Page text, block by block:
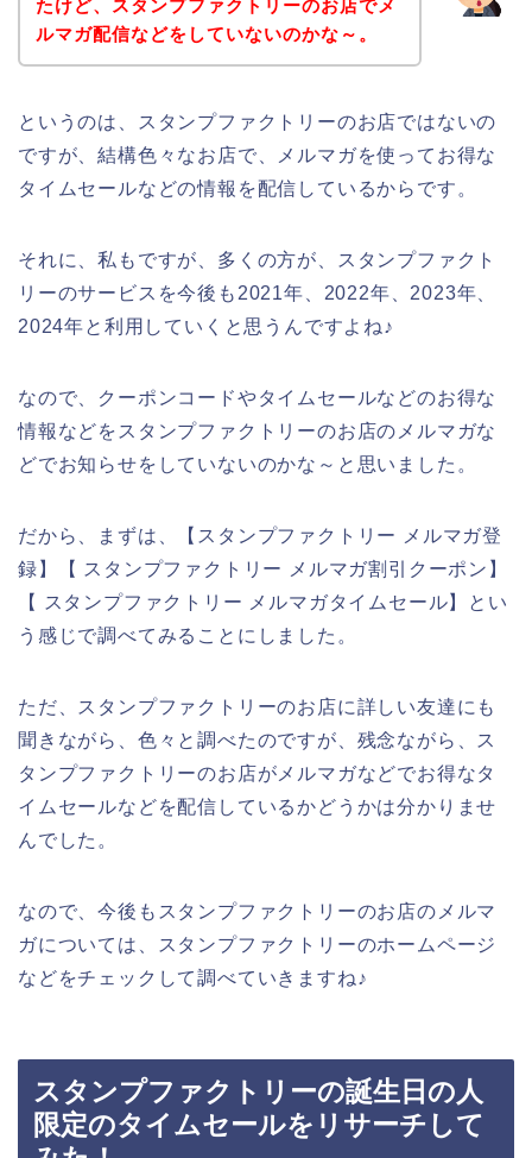
たけど、スタンプファクトリーのお店でメ
ルマガ配信などをしていないのかな～。
というのは、スタンプファクトリーのお店ではないの
ですが、結構色々なお店で、メルマガを使ってお得な
タイムセールなどの情報を配信しているからです。
それに、私もですが、多くの方が、スタンプファクト
リーのサービスを今後も2021年、2022年、2023年、
2024年と利用していくと思うんですよね♪
なので、クーポンコードやタイムセールなどのお得な
情報などをスタンプファクトリーのお店のメルマガな
どでお知らせをしていないのかな～と思いました。
だから、まずは、【スタンプファクトリー メルマガ登
録】【 スタンプファクトリー メルマガ割引クーポン】
【 スタンプファクトリー メルマガタイムセール】とい
う感じで調べてみることにしました。
ただ、スタンプファクトリーのお店に詳しい友達にも
聞きながら、色々と調べたのですが、残念ながら、ス
タンプファクトリーのお店がメルマガなどでお得なタ
イムセールなどを配信しているかどうかは分かりませ
んでした。
なので、今後もスタンプファクトリーのお店のメルマ
ガについては、スタンプファクトリーのホームページ
などをチェックして調べていきますね♪
スタンプファクトリーの誕生日の人
限定のタイムセールをリサーチして